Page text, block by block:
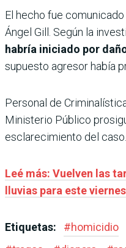
El hecho fue
Ángel Gill. Según la
habría iniciado por
supuesto agresor había
Personal de
Ministerio Público
esclarecimiento del caso.
Leé más: Vuelven las
lluvias para este viernes
Etiquetas: #homicidio